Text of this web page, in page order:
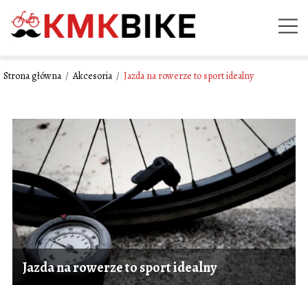
Strona główna /Akcesoria / Jazda na rowerze to sport idealny
Jazda na rowerze to sport idealny